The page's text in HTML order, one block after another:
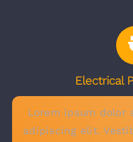
Electrical
Lorem ipsum dolor
adipiscing elit.